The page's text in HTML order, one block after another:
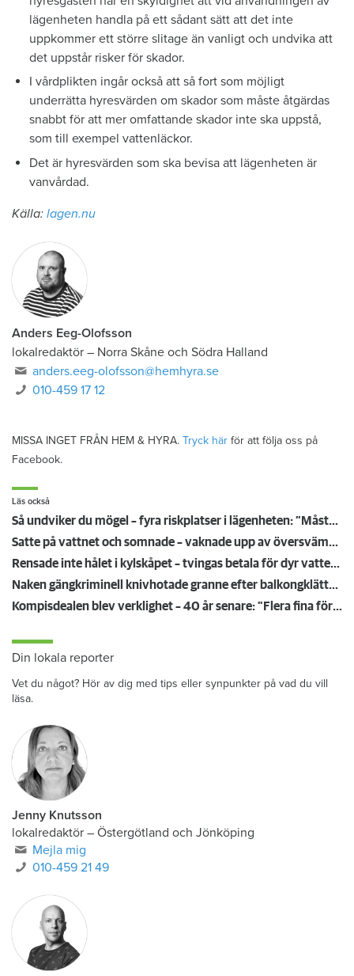
lägenheten handla på ett sådant sätt att det inte
uppkommer ett större slitage än vanligt och undvika att
det uppstår risker för skador.
I vårdplikten ingår också att så fort som möjligt
underrätta hyresvärden om skador som måste åtgärdas
snabbt för att mer omfattande skador inte ska uppstå,
som till exempel vattenläckor.
Det är hyresvärden som ska bevisa att lägenheten är
vanvårdad.
Källa: lagen.nu
Anders Eeg-Olofsson
lokalredaktör – Norra Skåne och Södra Halland
anders.eeg-olofsson@hemhyra.se
010-459 17 12
MISSA INGET FRÅN HEM & HYRA. Tryck här för att följa oss på
Facebook.
Läs också
Så undviker du mögel – fyra riskplatser i lägenheten: ”Måste städa bort”
Satte på vattnet och somnade – vaknade upp av översvämning hos grannen
Rensade inte hålet i kylskåpet – tvingas betala för dyr vattenskada
Naken gängkriminell knivhotade granne efter balkongklättring
Kompisdealen blev verklighet – 40 år senare: "Flera fina fördelar med att dela bostad"
Din lokala reporter
Vet du något? Hör av dig med tips eller synpunkter på vad du vill
läsa.
Jenny Knutsson
lokalredaktör – Östergötland och Jönköping
Mejla mig
010-459 21 49